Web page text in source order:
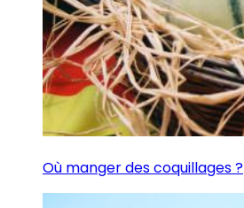
Où manger des coquillages ?